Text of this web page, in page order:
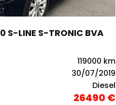
S-LINE S-TRONIC BVA
119000 km
30/07/2019
Diesel
26490 €